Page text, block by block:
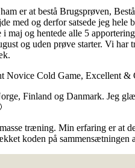
er at bestå Brugsprøven,
med og derfor satsede jeg
og hentede alle 5
og uden prøve starter. Vi
Novice Cold Game, Excellent
Finland og Danmark. Jeg
træning. Min erfaring er
koden på